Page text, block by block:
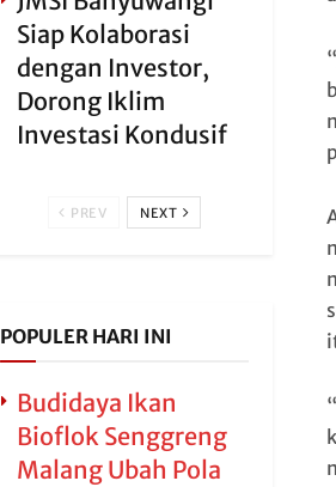
Siap Kolaborasi
dengan Investor,
Dorong Iklim
Investasi Kondusif
PREV NEXT
POPULER HARI INI
Budidaya Ikan
Bioflok Senggreng
Malang Ubah Pola